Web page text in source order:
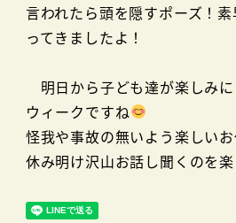
言われたら頭を隠すポーズ！
ってきましたよ！
明日から子ども達が楽しみ
ウィークですね
怪我や事故の無いよう楽しい
休み明け沢山お話し聞くのを